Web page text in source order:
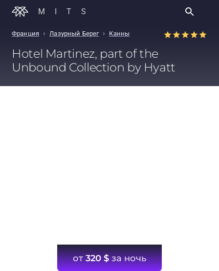
MITS
Франция › Лазурный Берег › Канны
Hotel Martinez, part of the
Unbound Collection by Hyatt
от320 $за ночь